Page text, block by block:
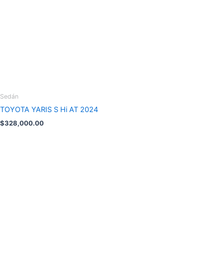
Sedán
TOYOTA YARIS S Hi AT 2024
$328,000.00